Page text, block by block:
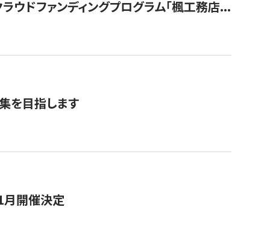
ドファンディングプログラム「楓工務店...
を目指します
月開催決定